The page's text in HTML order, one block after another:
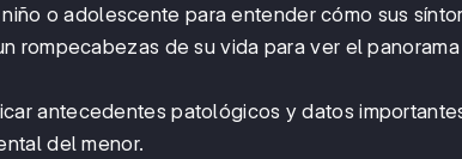
o adolescente para entender cómo sus
rompecabezas de su vida para ver el panorama
antecedentes patológicos y datos
del menor.